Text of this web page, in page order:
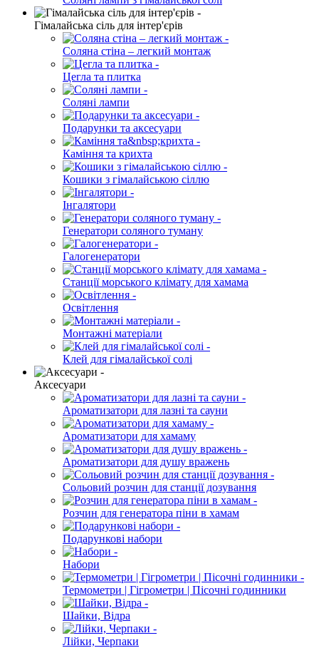
Гімалайська сіль для інтер'єрів
Соляна стіна – легкий монтаж
Цегла та плитка
Соляні лампи
Подарунки та аксесуари
Каміння та крихта
Кошики з гімалайською сіллю
Інгалятори
Генератори соляного туману
Галогенератори
Станції морського клімату для хамама
Освітлення
Монтажні матеріали
Клей для гімалайської солі
Аксесуари
Ароматизатори для лазні та сауни
Ароматизатори для хамаму
Ароматизатори для душу вражень
Сольовий розчин для станції дозування
Розчин для генератора пiни в хамам
Подарункові набори
Набори
Термометри | Гігрометри | Пісочні годинники
Шайки, Відра
Лійки, Черпаки